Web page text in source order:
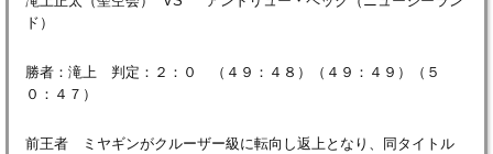
ド）
勝者：滝上 判定：２：０ （４９：４８）（４９：４９）（５
０：４７）
前王者 ミヤギンがクルーザー級に転向し返上となり、同タイトル